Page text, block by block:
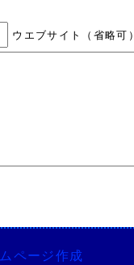
ウエブサイト（省略可
ページ作成